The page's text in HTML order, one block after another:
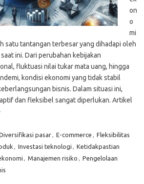
on
o
mi
satu tantangan terbesar yang dihadapi oleh
ini. Dari perubahan kebijakan
fluktuasi nilai tukar mata uang, hingga
kondisi ekonomi yang tidak stabil
bisnis. Dalam situasi ini,
dan fleksibel sangat diperlukan. Artikel
pasar, E-commerce , Fleksibilitas
, Investasi teknologi , Ketidakpastian
, Manajemen risiko , Pengelolaan